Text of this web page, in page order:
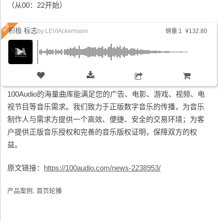
（从00：22开始）
销量:1 ¥132.80
积极 标志by LEVIAckermann
100Audio的海量曲库能满足您的广告、电影、游戏、视频、电
视节目等音乐需求。我们致力于正版数字音乐的传播，为音乐
制作人与需求方提供一个高效、便捷、安全的交易环境；为客
户提供正版音乐授权和完善的音乐版权证明，保障双方的权
益。
原文链接： https://100audio.com/news-2238953/
产品案例 首页轮播